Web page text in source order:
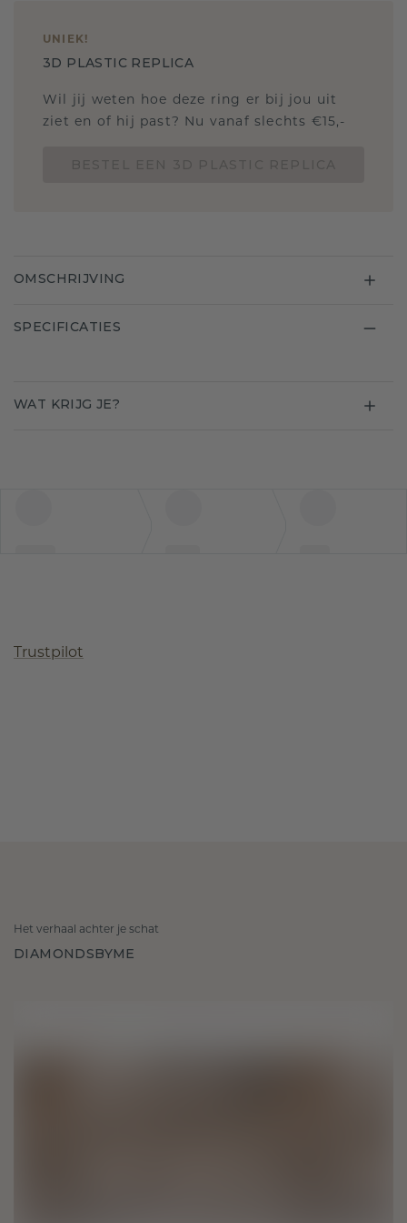
UNIEK!
3D PLASTIC REPLICA
Wil jij weten hoe deze ring er bij jou uit
ziet en of hij past? Nu vanaf slechts €15,-
OMSCHRIJVING
SPECIFICATIES
WAT KRIJG JE?
Trustpilot
Het verhaal achter je schat
DIAMONDSBYME